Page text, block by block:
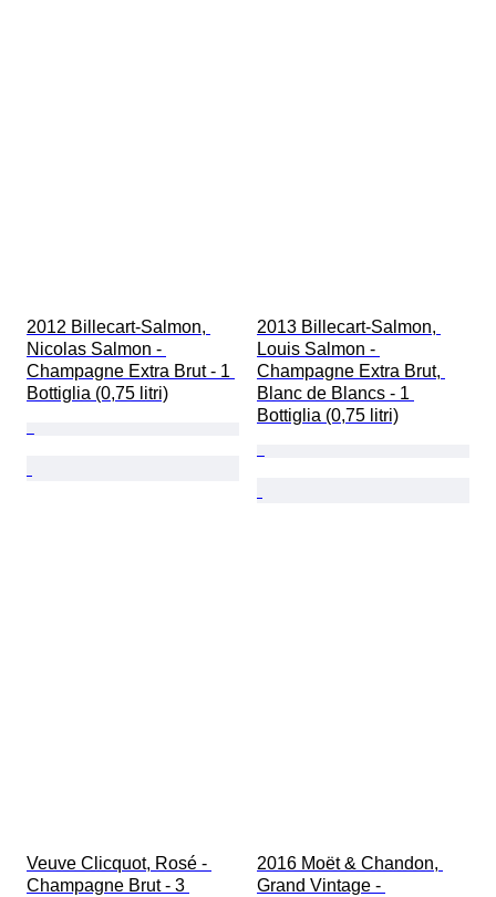
2012 Billecart-Salmon,
Nicolas Salmon -
Champagne Extra Brut - 1
Bottiglia (0,75 litri)
2013 Billecart-Salmon,
Louis Salmon -
Champagne Extra Brut,
Blanc de Blancs - 1
Bottiglia (0,75 litri)
Veuve Clicquot, Rosé -
Champagne Brut - 3
2016 Moët & Chandon,
Grand Vintage -